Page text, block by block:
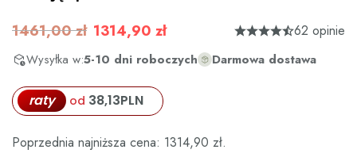
1461,00 zł 1314,90 zł 62 opinie
Wysyłka w:5-10 dni roboczych Darmowa dostawa
raty od 38,13PLN
Poprzednia najniższa cena: 1314,90 zł.